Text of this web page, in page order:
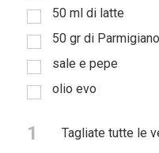
50 ml di latte
50 gr di
sale e pepe
olio evo
1 Tagliate tutte le